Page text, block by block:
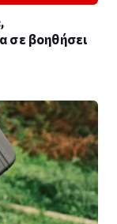
σε βοηθήσει